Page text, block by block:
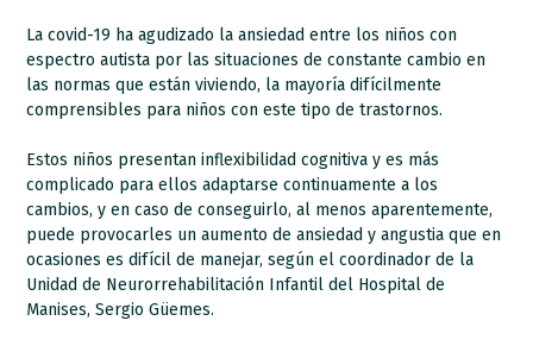
La covid-19 ha agudizado la ansiedad entre los niños con
espectro autista por las situaciones de constante cambio en
las normas que están viviendo, la mayoría difícilmente
comprensibles para niños con este tipo de trastornos.
Estos niños presentan inflexibilidad cognitiva y es más
complicado para ellos adaptarse continuamente a los
cambios, y en caso de conseguirlo, al menos aparentemente,
puede provocarles un aumento de ansiedad y angustia que en
ocasiones es difícil de manejar, según el coordinador de la
Unidad de Neurorrehabilitación Infantil del Hospital de
Manises, Sergio Güemes.